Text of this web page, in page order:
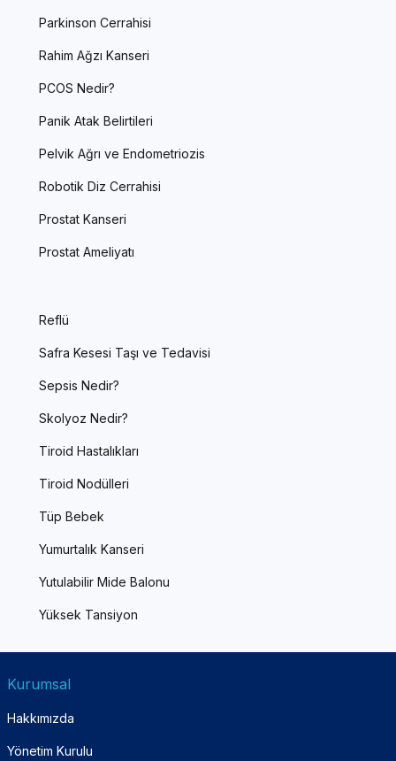
Parkinson Cerrahisi
Rahim Ağzı Kanseri
PCOS Nedir?
Panik Atak Belirtileri
Pelvik Ağrı ve Endometriozis
Robotik Diz Cerrahisi
Prostat Kanseri
Prostat Ameliyatı
Reflü
Safra Kesesi Taşı ve Tedavisi
Sepsis Nedir?
Skolyoz Nedir?
Tiroid Hastalıkları
Tiroid Nodülleri
Tüp Bebek
Yumurtalık Kanseri
Yutulabilir Mide Balonu
Yüksek Tansiyon
Kurumsal
Hakkımızda
Yönetim Kurulu